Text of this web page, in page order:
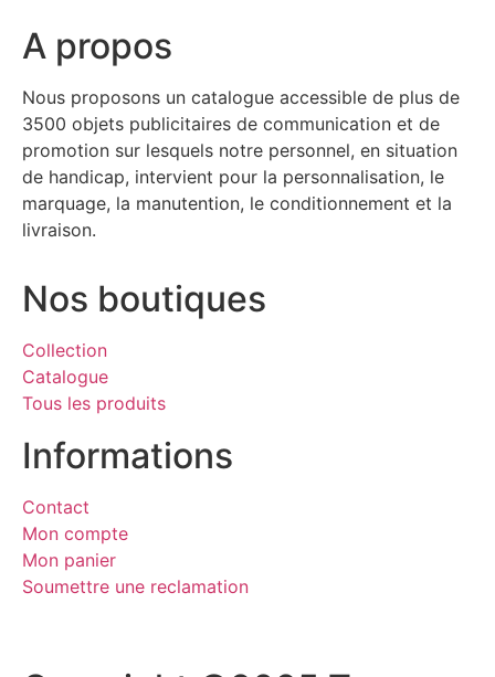
A propos
Nous proposons un catalogue accessible de plus de
3500 objets publicitaires de communication et de
promotion sur lesquels notre personnel, en situation
de handicap, intervient pour la personnalisation, le
marquage, la manutention, le conditionnement et la
livraison.
Nos boutiques
Collection
Catalogue
Tous les produits
Informations
Contact
Mon compte
Mon panier
Soumettre une reclamation